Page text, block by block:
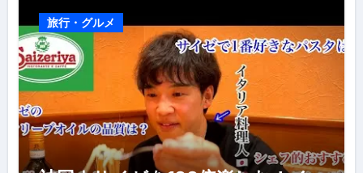
旅行・グルメ